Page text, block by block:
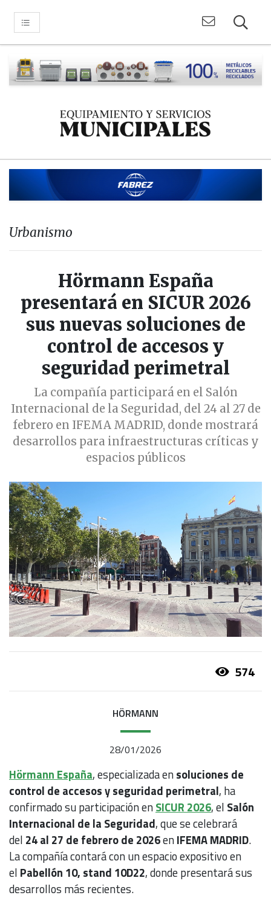
Urbanismo
Hörmann España
presentará en SICUR 2026
sus nuevas soluciones de
control de accesos y
seguridad perimetral
La compañía participará en el Salón
Internacional de la Seguridad, del 24 al 27 de
febrero en IFEMA MADRID, donde mostrará
desarrollos para infraestructuras críticas y
espacios públicos
574
HÖRMANN
28/01/2026
Hörmann España, especializada ensoluciones de
control de accesos y seguridad perimetral, ha
confirmado su participación enSICUR 2026, el Salón
Internacional de la Seguridad, que se celebrará
del 24 al 27 de febrero de 2026enIFEMA MADRID.
La compañía contará con un espacio expositivo en
el Pabellón 10, stand 10D22, donde presentará sus
desarrollos más recientes.